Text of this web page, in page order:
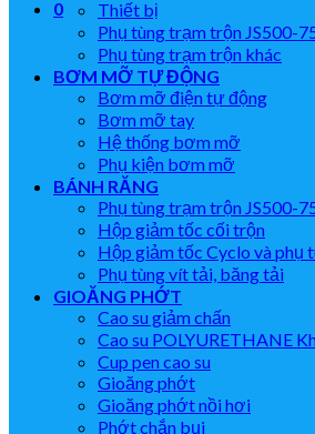
0
Thiết bị
Phụ tùng trạm trộn JS500-
Phụ tùng trạm trộn khác
BƠM MỠ TỰ ĐỘNG
Bơm mỡ điện tự động
Bơm mỡ tay
Hệ thống bơm mỡ
Phụ kiện bơm mỡ
BÁNH RĂNG
Phụ tùng trạm trộn JS500-
Hộp giảm tốc cối trộn
Hộp giảm tốc Cyclo và phụ
Phụ tùng vít tải, băng tải
GIOĂNG PHỚT
Cao su giảm chấn
Cao su POLYURETHANE
Cup pen cao su
Gioăng phớt
Gioăng phớt nồi hơi
Phớt chắn bụi